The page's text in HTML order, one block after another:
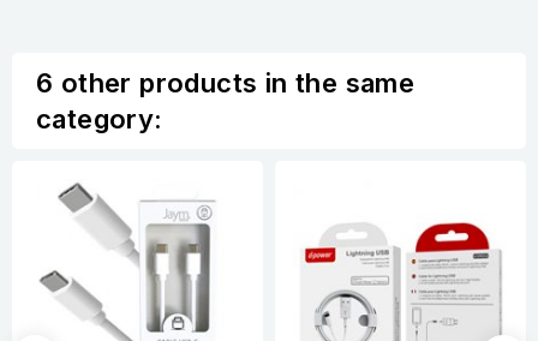
6 other products in the same
category: